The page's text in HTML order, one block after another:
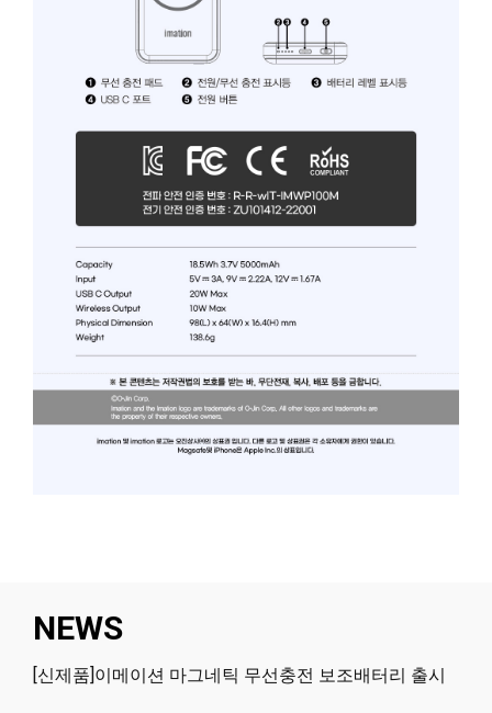
NEWS
[신제품]이메이션 마그네틱 무선충전 보조배터리 출시